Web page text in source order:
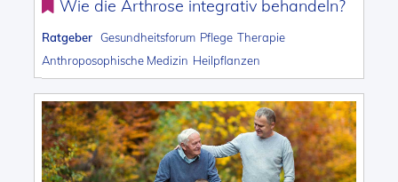
Wie die Arthrose integrativ behandeln?
Ratgeber Gesundheitsforum Pflege Therapie
Anthroposophische Medizin Heilpflanzen